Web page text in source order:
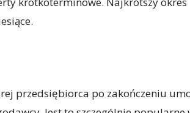
przedsiębiorca po zakończeniu